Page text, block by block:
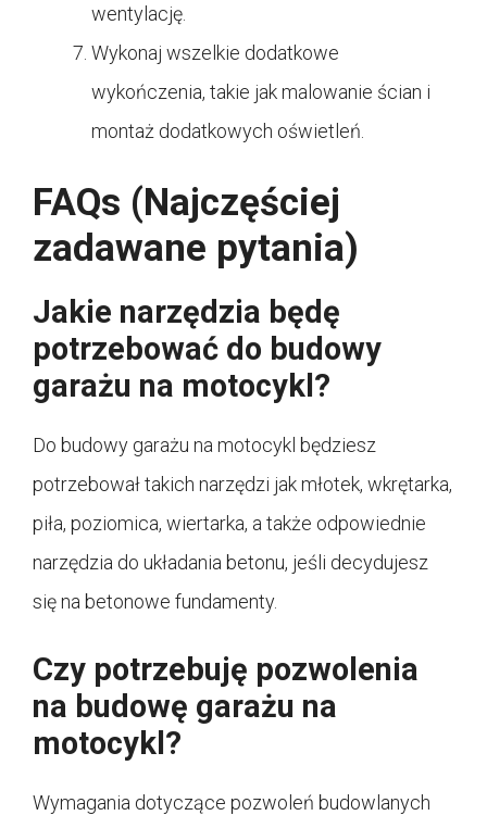
wentylację.
Wykonaj wszelkie dodatkowe
wykończenia, takie jak malowanie ścian i
montaż dodatkowych oświetleń.
FAQs (Najczęściej
zadawane pytania)
Jakie narzędzia będę
potrzebować do budowy
garażu na motocykl?
Do budowy garażu na motocykl będziesz
potrzebował takich narzędzi jak młotek, wkrętarka,
piła, poziomica, wiertarka, a także odpowiednie
narzędzia do układania betonu, jeśli decydujesz
się na betonowe fundamenty.
Czy potrzebuję pozwolenia
na budowę garażu na
motocykl?
Wymagania dotyczące pozwoleń budowlanych